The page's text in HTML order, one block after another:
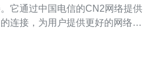
它通过中国电信的CN2网络提供
连接，为用户提供更好的网络体
区，地理位置优越，连接中国和